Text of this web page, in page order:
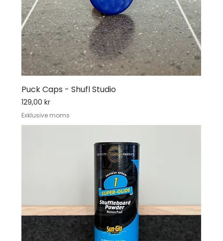
Puck Caps - Shufl Studio
Pris
129,00 kr